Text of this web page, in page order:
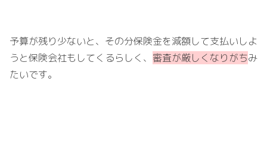
予算が残り少ないと、その分保険金を減額して支払いしよ
うと保険会社もしてくるらしく、 審査が厳しくなりがちみ
たいです。